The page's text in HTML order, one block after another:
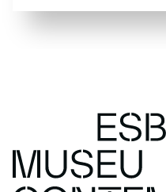
SUSCRÍBETE